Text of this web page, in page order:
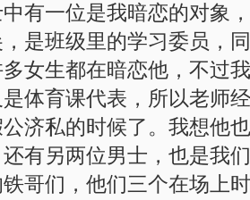
有一位是我暗恋的对象
是班级里的学习委员，
女生都在暗恋他，不过
体育课代表，所以老师
济私的时候了。我想他
有另两位男士，也是我
哥们，他们三个在场上